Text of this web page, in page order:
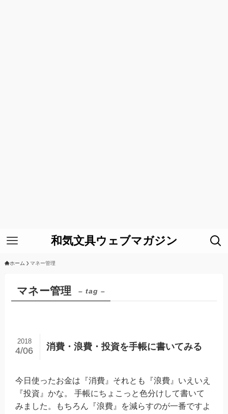
和気文具ウェブマガジン
ホーム マネー管理
マネー管理 – tag –
消費・浪費・投資を手帳に書いてみる
2018
4/06
今日使ったお金は『消費』それとも『浪費』いえいえ
『投資』かな。 手帳にちょこっと色分けして書いて
みました。もちろん『浪費』を減らすのが一番ですよ